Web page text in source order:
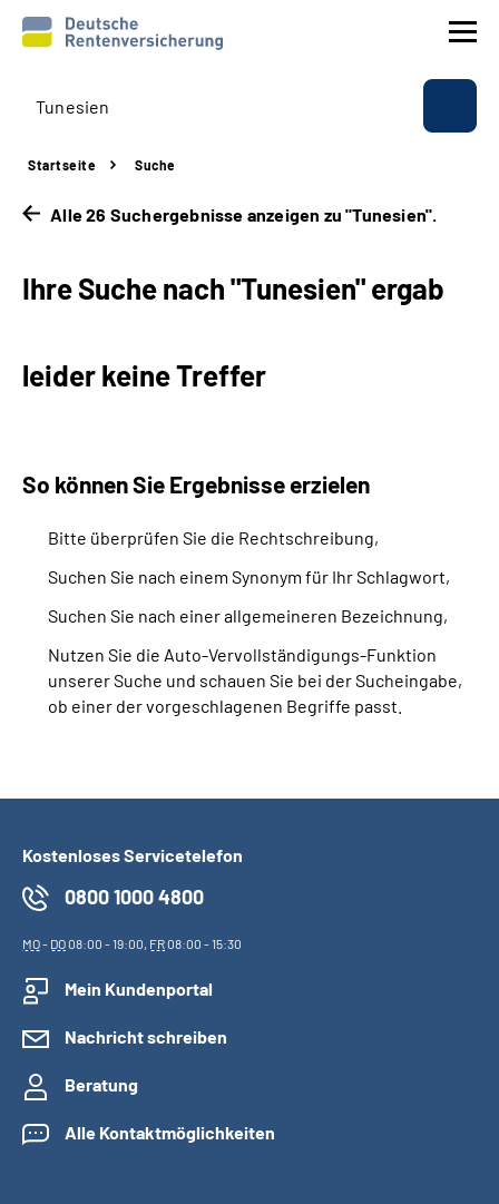
Experten
Online-Services
Language
Inhalte in Gebärdensprache (DGS)
Startseite Suche
Alle 26 Suchergebnisse anzeigen zu "Tunesien".
Ihre Suche nach "Tunesien" ergab
leider keine Treffer
So können Sie Ergebnisse erzielen
Bitte überprüfen Sie die Rechtschreibung,
Suchen Sie nach einem Synonym für Ihr Schlagwort,
Suchen Sie nach einer allgemeineren Bezeichnung,
Nutzen Sie die Auto-Vervollständigungs-Funktion
unserer Suche und schauen Sie bei der Sucheingabe,
ob einer der vorgeschlagenen Begriffe passt.
Kostenloses Servicetelefon
0800 1000 4800
MO- DO08:00 - 19:00, FR08:00 - 15:30
Mein Kundenportal
Nachricht schreiben
Beratung
Alle Kontaktmöglichkeiten